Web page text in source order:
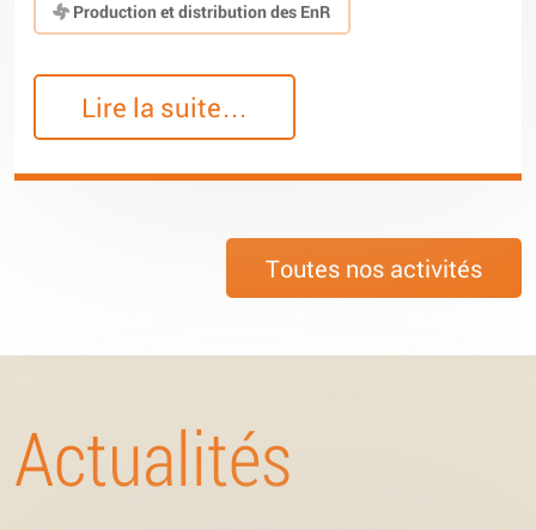
Production et distribution des EnR
Lire la suite…
Toutes nos activités
Actualités